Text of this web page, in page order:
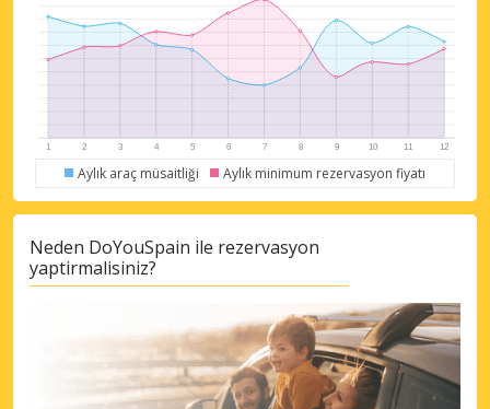
Aylık araç müsaitliği Aylık minimum rezervasyon fiyatı
Neden DoYouSpain ile rezervasyon
yaptirmalisiniz?